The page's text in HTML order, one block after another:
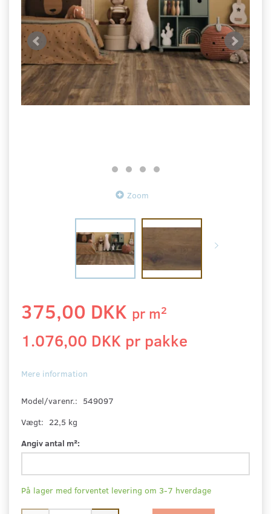
Zoom
375,00 DKK pr m2
1.076,00 DKK pr pakke
Mere information
Model/varenr.: 549097
Vægt: 22,5 kg
Angiv antal m²:
På lager med forventet levering om 3-7 hverdage